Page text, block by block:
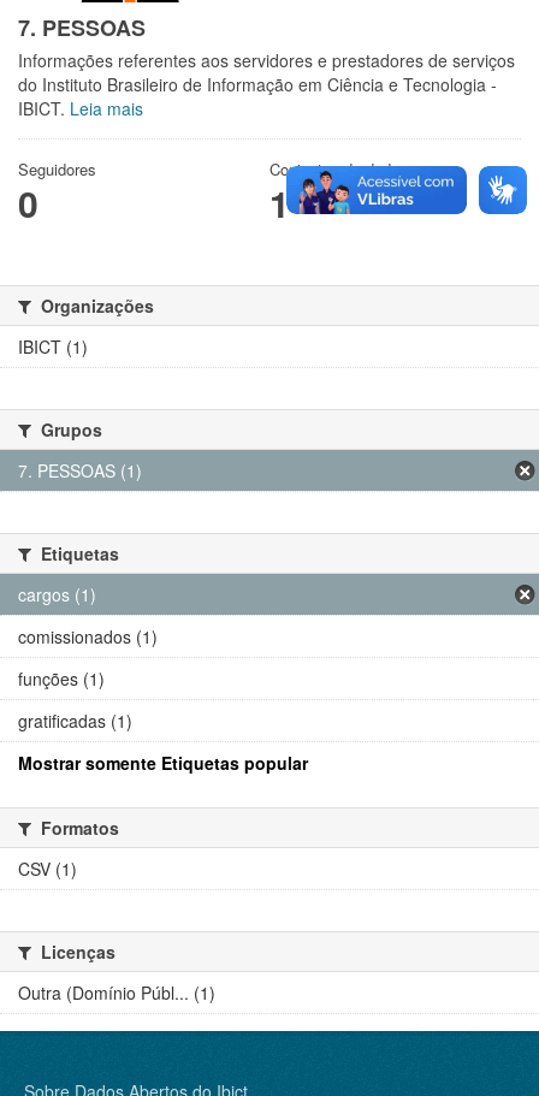
7. PESSOAS
Informações referentes aos servidores e prestadores de serviços
do Instituto Brasileiro de Informação em Ciência e Tecnologia -
IBICT. Leia mais
Seguidores
0
Conjuntos de dados
1
Organizações
IBICT (1)
Grupos
7. PESSOAS (1)
Etiquetas
cargos (1)
comissionados (1)
funções (1)
gratificadas (1)
Mostrar somente Etiquetas popular
Formatos
CSV (1)
Licenças
Outra (Domínio Públ... (1)
Sobre Dados Abertos do Ibict